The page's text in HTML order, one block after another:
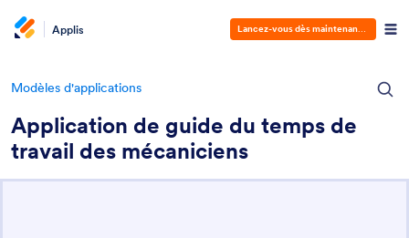
Applis Lancez-vous dès maintenant— C'est
Modèles d'applications
Application de guide du temps de
travail des mécaniciens